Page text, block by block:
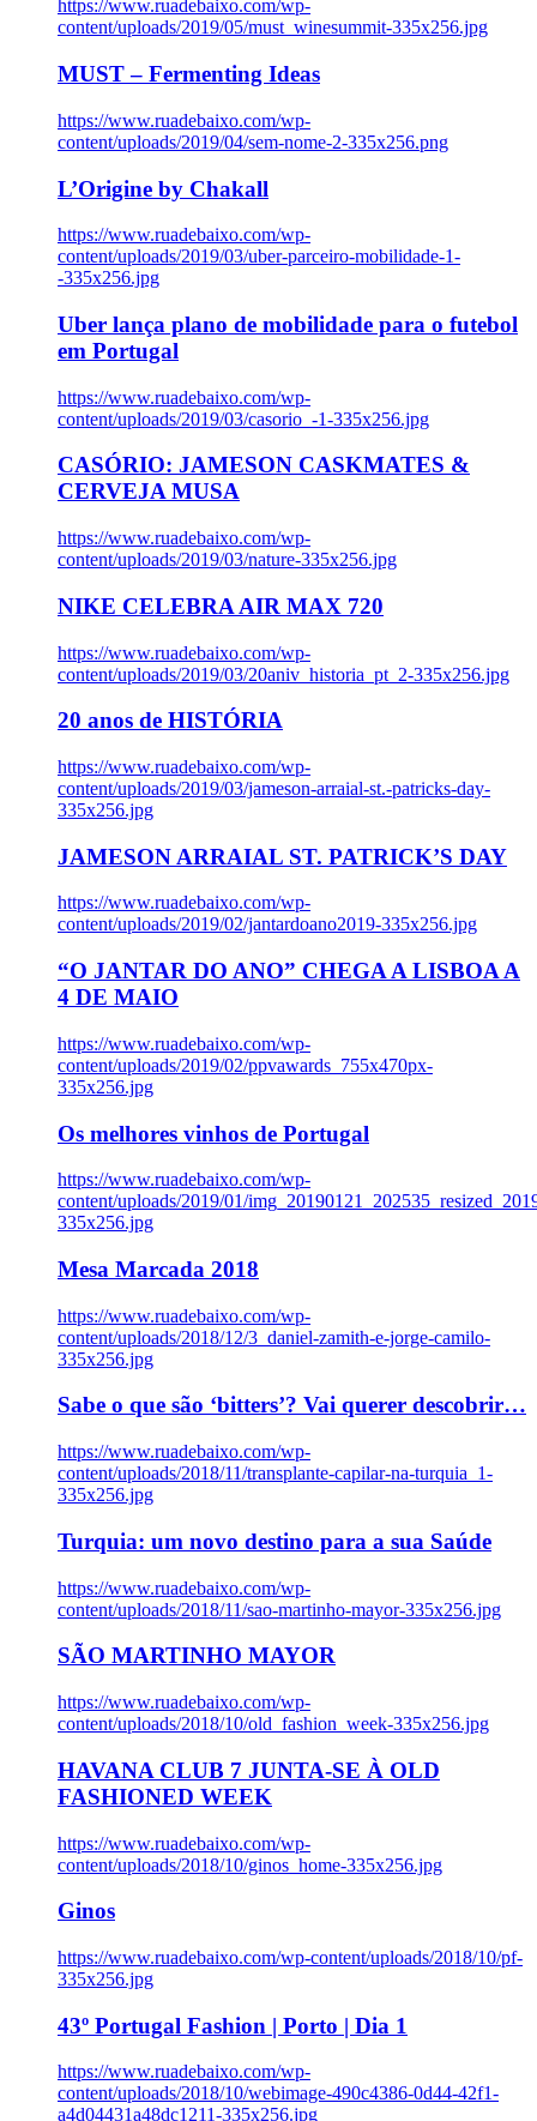
https://www.ruadebaixo.com/wp-
content/uploads/2019/05/must_winesummit-335x256.jpg
MUST – Fermenting Ideas
https://www.ruadebaixo.com/wp-
content/uploads/2019/04/sem-nome-2-335x256.png
L’Origine by Chakall
https://www.ruadebaixo.com/wp-
content/uploads/2019/03/uber-parceiro-mobilidade-1-
-335x256.jpg
Uber lança plano de mobilidade para o futebol
em Portugal
https://www.ruadebaixo.com/wp-
content/uploads/2019/03/casorio_-1-335x256.jpg
CASÓRIO: JAMESON CASKMATES &
CERVEJA MUSA
https://www.ruadebaixo.com/wp-
content/uploads/2019/03/nature-335x256.jpg
NIKE CELEBRA AIR MAX 720
https://www.ruadebaixo.com/wp-
content/uploads/2019/03/20aniv_historia_pt_2-335x256.jpg
20 anos de HISTÓRIA
https://www.ruadebaixo.com/wp-
content/uploads/2019/03/jameson-arraial-st.-patricks-day-
335x256.jpg
JAMESON ARRAIAL ST. PATRICK’S DAY
https://www.ruadebaixo.com/wp-
content/uploads/2019/02/jantardoano2019-335x256.jpg
“O JANTAR DO ANO” CHEGA A LISBOA A
4 DE MAIO
https://www.ruadebaixo.com/wp-
content/uploads/2019/02/ppvawards_755x470px-
335x256.jpg
Os melhores vinhos de Portugal
https://www.ruadebaixo.com/wp-
content/uploads/2019/01/
335x256.jpg
Mesa Marcada 2018
https://www.ruadebaixo.com/wp-
content/uploads/2018/12/3_daniel-zamith-e-jorge-camilo-
335x256.jpg
Sabe o que são ‘bitters’? Vai querer descobrir…
https://www.ruadebaixo.com/wp-
content/uploads/2018/11/transplante-capilar-na-turquia_1-
335x256.jpg
Turquia: um novo destino para a sua Saúde
https://www.ruadebaixo.com/wp-
content/uploads/2018/11/sao-martinho-mayor-335x256.jpg
SÃO MARTINHO MAYOR
https://www.ruadebaixo.com/wp-
content/uploads/2018/10/old_fashion_week-335x256.jpg
HAVANA CLUB 7 JUNTA-SE À OLD
FASHIONED WEEK
https://www.ruadebaixo.com/wp-
content/uploads/2018/10/ginos_home-335x256.jpg
Ginos
https://www.ruadebaixo.com/wp-content/uploads/2018/10/pf-
335x256.jpg
43º Portugal Fashion | Porto | Dia 1
https://www.ruadebaixo.com/wp-
content/uploads/2018/10/webimage-490c4386-0d44-42f1-
a4d04431a48dc1211-335x256.jpg